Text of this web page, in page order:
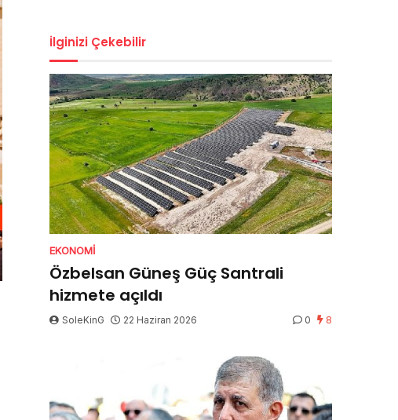
İlginizi Çekebilir
EKONOMI
Özbelsan Güneş Güç Santrali
hizmete açıldı
SoleKinG 22 Haziran 2026 0 8